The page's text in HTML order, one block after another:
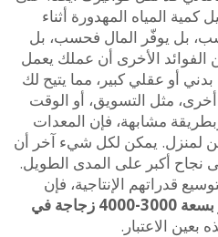
المهدورة أثناء
يوفّر المال فحسب، بل
الأخرى أن عملك يعمل
عقلي كبير، مما يتيح لك
التسويق، أو الوقت
مشابهة، فإن المعدات
يمكن لكل شيء آخر أن
على المدى الطويل.
الإنتاجية، فإن
خط إنتاج عصير مركز بسعة 3000-4000 زجاجة في